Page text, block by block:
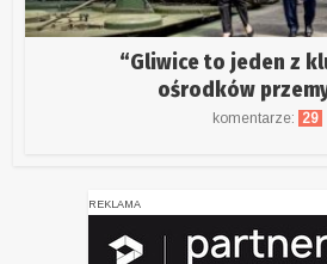
“Gliwice to jeden z
ośrodków
komentarze: 29
REKLAMA